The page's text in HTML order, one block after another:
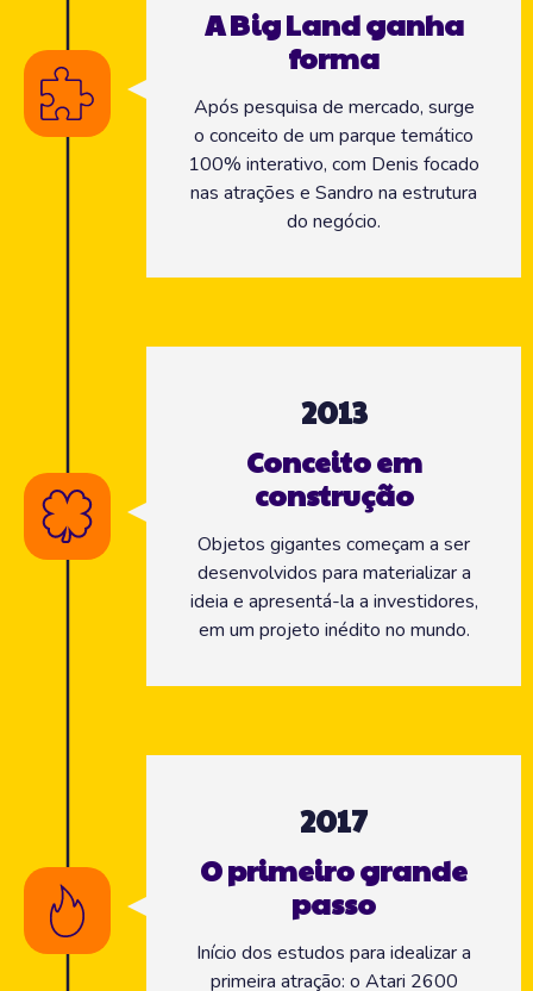
A Big Land ganha
forma
Após pesquisa de mercado, surge
o conceito de um parque temático
100% interativo, com Denis focado
nas atrações e Sandro na estrutura
do negócio.
2013
Conceito em
construção
Objetos gigantes começam a ser
desenvolvidos para materializar a
ideia e apresentá-la a investidores,
em um projeto inédito no mundo.
2017
O primeiro grande
passo
Início dos estudos para idealizar a
primeira atração: o Atari 2600